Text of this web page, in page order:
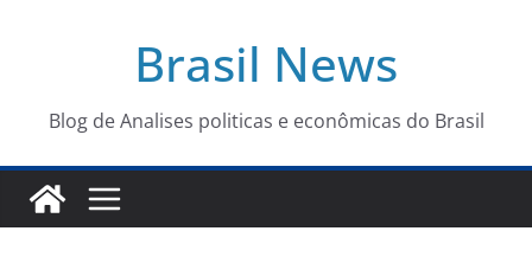
conteúdo
Brasil News
Blog de Analises politicas e econômicas do Brasil